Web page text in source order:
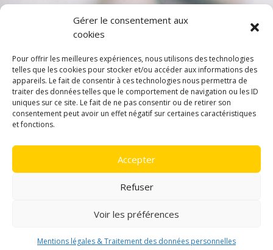
Gérer le consentement aux
cookies
Pour offrir les meilleures expériences, nous utilisons des technologies
telles que les cookies pour stocker et/ou accéder aux informations des
appareils. Le fait de consentir à ces technologies nous permettra de
traiter des données telles que le comportement de navigation ou les ID
uniques sur ce site. Le fait de ne pas consentir ou de retirer son
consentement peut avoir un effet négatif sur certaines caractéristiques
et fonctions.
Accepter
Refuser
Voir les préférences
Mentions légales & Traitement des données personnelles